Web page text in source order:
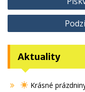
pro
Aktuality
Krásné